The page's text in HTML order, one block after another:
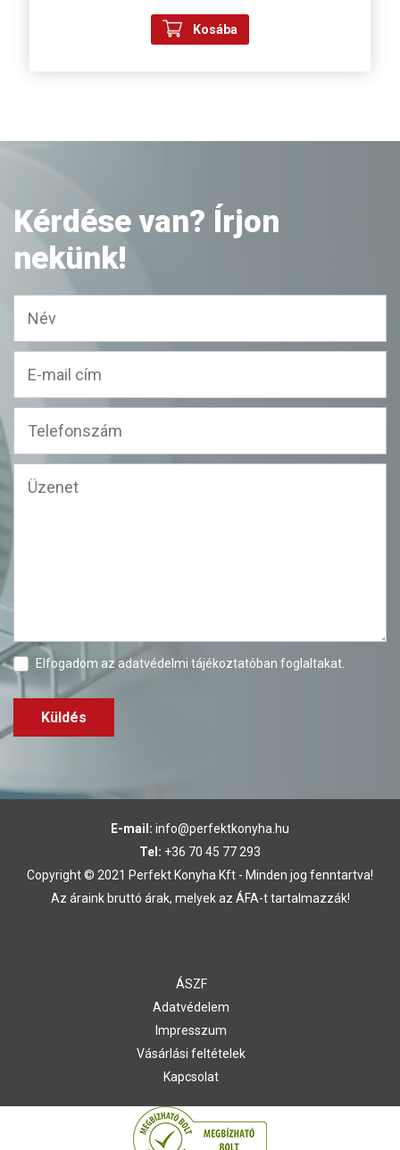
Kosába
Kérdése van? Írjon
nekünk!
Elfogadom az adatvédelmi tájékoztatóban foglaltakat.
Küldés
E-mail: info@perfektkonyha.hu
Tel: +36 70 45 77 293
Copyright © 2021 Perfekt Konyha Kft - Minden jog fenntartva!
Az áraink bruttó árak, melyek az ÁFA-t tartalmazzák!
ÁSZF
Adatvédelem
Impresszum
Vásárlási feltételek
Kapcsolat